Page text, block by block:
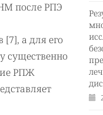
после РПЭ
а для его
существенно
РПЖ